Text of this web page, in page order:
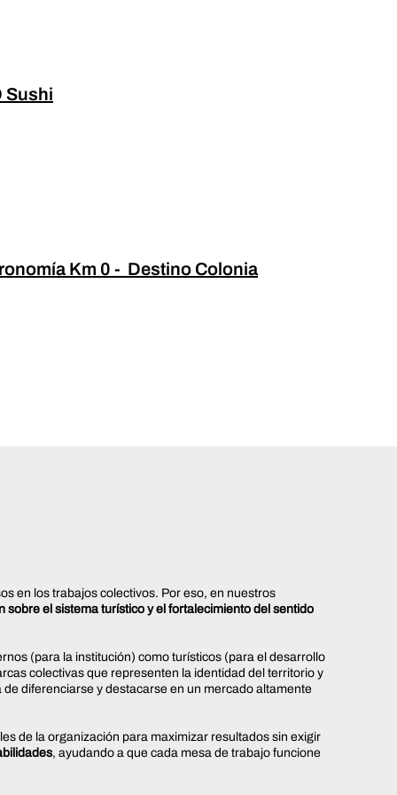
Sushi
Km 0 - Destino Colonia
en los trabajos colectivos. Por eso, en nuestros
el sistema turístico y el fortalecimiento del sentido
(para la institución) como turísticos (para el desarrollo
colectivas que representen la identidad del territorio y
diferenciarse y destacarse en un mercado altamente
de la organización para maximizar resultados sin exigir
, ayudando a que cada mesa de trabajo funcione